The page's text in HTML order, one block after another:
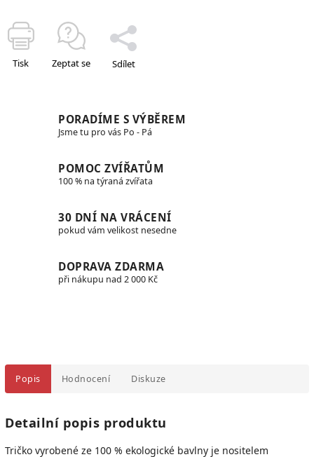
Tisk Zeptat se Sdílet
PORADÍME S VÝBĚREM
Jsme tu pro vás Po - Pá
POMOC ZVÍŘATŮM
100 % na týraná zvířata
30 DNÍ NA VRÁCENÍ
pokud vám velikost nesedne
DOPRAVA ZDARMA
při nákupu nad 2 000 Kč
Popis Hodnocení Diskuze
Detailní popis produktu
Tričko vyrobené ze 100 % ekologické bavlny je nositelem